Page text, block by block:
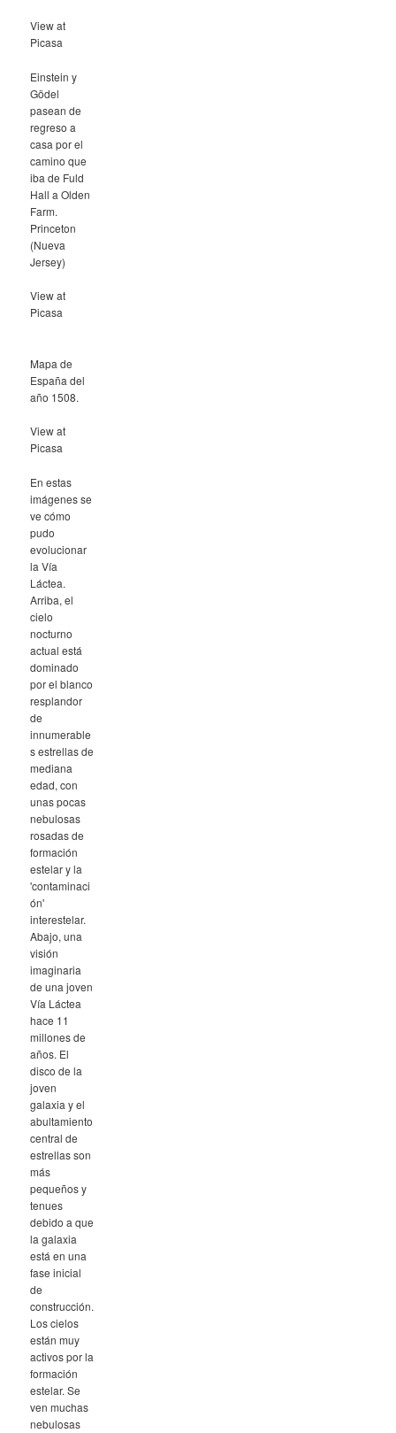
View at
Picasa
Einstein y
Gödel
pasean de
regreso a
casa por el
camino que
iba de Fuld
Hall a Olden
Farm.
Princeton
(Nueva
Jersey)
View at
Picasa
Mapa de
España del
año 1508.
View at
Picasa
En estas
imágenes se
ve cómo
pudo
evolucionar
la Vía
Láctea.
Arriba, el
cielo
nocturno
actual está
dominado
por el blanco
resplandor
de
innumerable
s estrellas de
mediana
edad, con
unas pocas
nebulosas
rosadas de
formación
estelar y la
'contaminaci
ón'
interestelar.
Abajo, una
visión
imaginaria
de una joven
Vía Láctea
hace 11
millones de
años. El
disco de la
joven
galaxia y el
abultamiento
central de
estrellas son
más
pequeños y
tenues
debido a que
la galaxia
está en una
fase inicial
de
construcción.
Los cielos
están muy
activos por la
formación
estelar. Se
ven muchas
nebulosas